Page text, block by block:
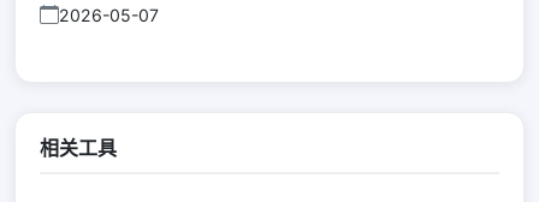
2026-05-07
相关工具